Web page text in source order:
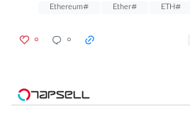
#ETH
#Ether
#Ethereum
۰ ۰